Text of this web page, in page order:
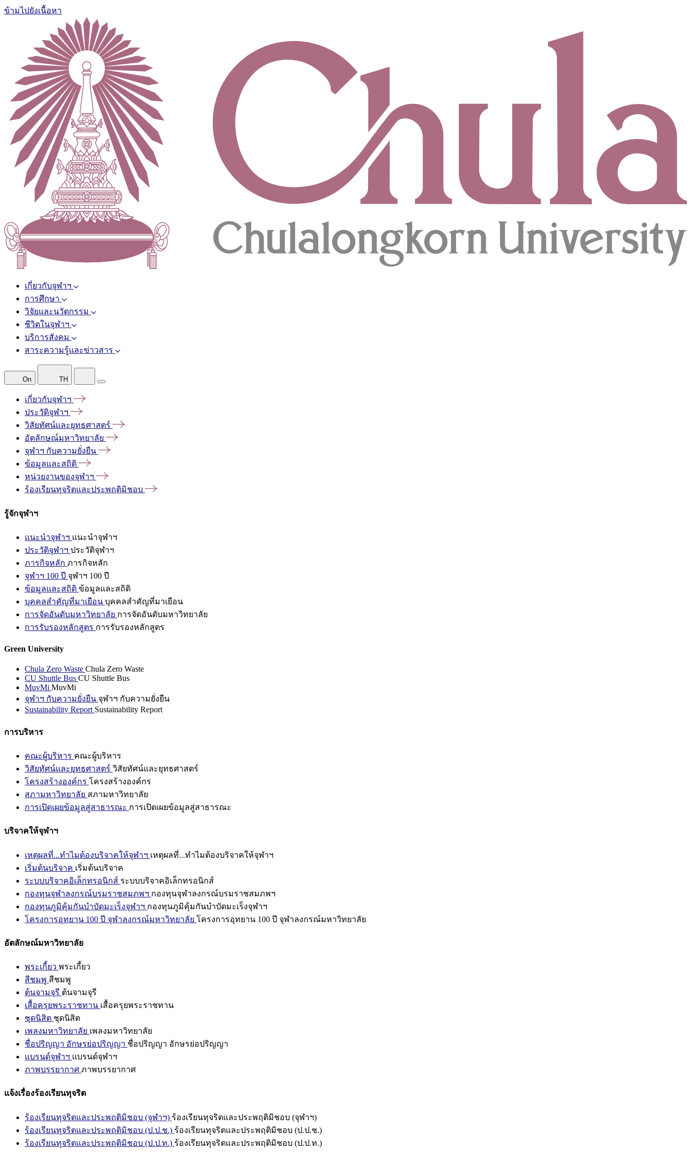
ข้ามไปยังเนื้อหา
เกี่ยวกับจุฬาฯ
การศึกษา
วิจัยและนวัตกรรม
ชีวิตในจุฬาฯ
บริการสังคม
สาระความรู้และข่าวสาร
On TH
เกี่ยวกับจุฬาฯ
ประวัติจุฬาฯ
วิสัยทัศน์และยุทธศาสตร์
อัตลักษณ์มหาวิทยาลัย
จุฬาฯ กับความยั่งยืน
ข้อมูลและสถิติ
หน่วยงานของจุฬาฯ
ร้องเรียนทุจริตและประพฤติมิชอบ
รู้จักจุฬาฯ
แนะนำจุฬาฯ แนะนำจุฬาฯ
ประวัติจุฬาฯ ประวัติจุฬาฯ
ภารกิจหลัก ภารกิจหลัก
จุฬาฯ 100 ปี จุฬาฯ 100 ปี
ข้อมูลและสถิติ ข้อมูลและสถิติ
บุคคลสำคัญที่มาเยือน บุคคลสำคัญที่มาเยือน
การจัดอันดับมหาวิทยาลัย การจัดอันดับมหาวิทยาลัย
การรับรองหลักสูตร การรับรองหลักสูตร
Green University
Chula Zero Waste Chula Zero Waste
CU Shuttle Bus CU Shuttle Bus
MuvMi MuvMi
จุฬาฯ กับความยั่งยืน จุฬาฯ กับความยั่งยืน
Sustainability Report Sustainability Report
การบริหาร
คณะผู้บริหาร คณะผู้บริหาร
วิสัยทัศน์และยุทธศาสตร์ วิสัยทัศน์และยุทธศาสตร์
โครงสร้างองค์กร โครงสร้างองค์กร
สภามหาวิทยาลัย สภามหาวิทยาลัย
การเปิดเผยข้อมูลสู่สาธารณะ การเปิดเผยข้อมูลสู่สาธารณะ
บริจาคให้จุฬาฯ
เหตุผลที่...ทำไมต้องบริจาคให้จุฬาฯ เหตุผลที่...ทำไมต้องบริจาคให้จุฬาฯ
เริ่มต้นบริจาค เริ่มต้นบริจาค
ระบบบริจาคอิเล็กทรอนิกส์ ระบบบริจาคอิเล็กทรอนิกส์
กองทุนจุฬาลงกรณ์บรมราชสมภพฯ กองทุนจุฬาลงกรณ์บรมราชสมภพฯ
กองทุนภูมิคุ้มกันบำบัดมะเร็งจุฬาฯ กองทุนภูมิคุ้มกันบำบัดมะเร็งจุฬาฯ
โครงการอุทยาน 100 ปี จุฬาลงกรณ์มหาวิทยาลัย โครงการอุทยาน 100 ปี จุฬาลงกรณ์มหาวิทยาลัย
อัตลักษณ์มหาวิทยาลัย
พระเกี้ยว พระเกี้ยว
สีชมพู สีชมพู
ต้นจามจุรี ต้นจามจุรี
เสื้อครุยพระราชทาน เสื้อครุยพระราชทาน
ชุดนิสิต ชุดนิสิต
เพลงมหาวิทยาลัย เพลงมหาวิทยาลัย
ชื่อปริญญา อักษรย่อปริญญา ชื่อปริญญา อักษรย่อปริญญา
แบรนด์จุฬาฯ แบรนด์จุฬาฯ
ภาพบรรยากาศ ภาพบรรยากาศ
แจ้งเรื่องร้องเรียนทุจริต
ร้องเรียนทุจริตและประพฤติมิชอบ (จุฬาฯ) ร้องเรียนทุจริตและประพฤติมิชอบ (จุฬาฯ)
ร้องเรียนทุจริตและประพฤติมิชอบ (ป.ป.ช.) ร้องเรียนทุจริตและประพฤติมิชอบ (ป.ป.ช.)
ร้องเรียนทุจริตและประพฤติมิชอบ (ป.ป.ท.) ร้องเรียนทุจริตและประพฤติมิชอบ (ป.ป.ท.)